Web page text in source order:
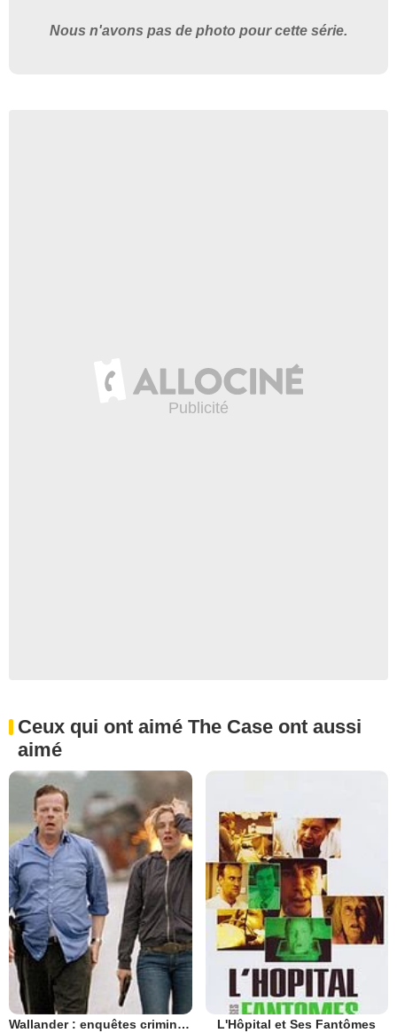
Nous n'avons pas de photo pour cette série.
Ceux qui ont aimé The Case ont aussi
aimé
Wallander : enquêtes criminelles L'Hôpital et Ses Fantômes